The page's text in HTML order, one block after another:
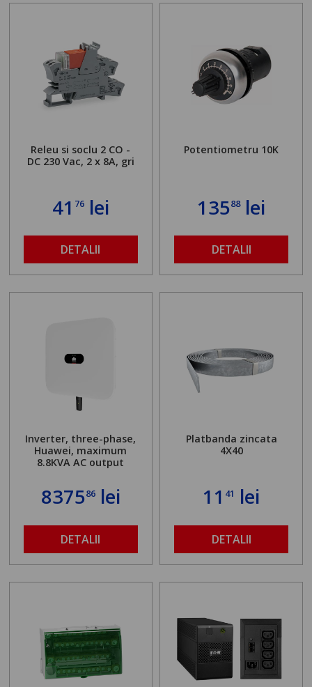
Releu si soclu 2 CO -
DC 230 Vac, 2 x 8A, gri
41 76lei
DETALII
Potentiometru 10K
13588lei
DETALII
Inverter, three-phase,
Huawei, maximum
8.8KVA AC output
837586lei
DETALII
Platbanda zincata
4X40
11 41 lei
DETALII